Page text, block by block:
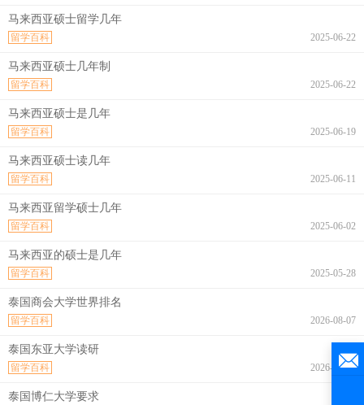
马来西亚硕士留学几年
2025-06-22
留学百科
马来西亚硕士几年制
2025-06-22
留学百科
马来西亚硕士是几年
2025-06-19
留学百科
马来西亚硕士读几年
2025-06-11
留学百科
马来西亚留学硕士几年
2025-06-02
留学百科
马来西亚的硕士是几年
2025-05-28
留学百科
泰国商会大学世界排名
2026-08-07
留学百科
泰国东亚大学读研
2026-08-07
留学百科
泰国博仁大学要求